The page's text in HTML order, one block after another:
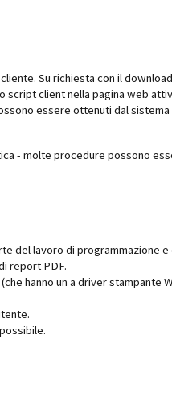
Su richiesta con il
script client nella pagina web
essere ottenuti dal
- molte procedure possono
del lavoro di programmazione e
report PDF.
hanno un a driver stampante